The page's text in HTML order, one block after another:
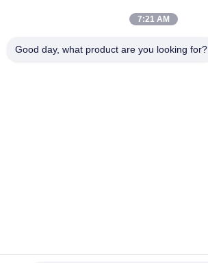
7:21 AM
Good day, what product are you looking for?